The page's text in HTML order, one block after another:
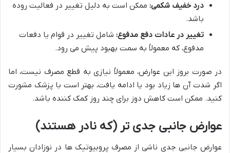
درد خفیف شکمی: ممکن است به دلیل تغییر در فعالیت روده
باشد.
تغییر در عادات دفع مدفوع: شامل تغییر در قوام یا دفعات
مدفوع، که معمولاً به سمت بهبود پیش می رود.
در صورت بروز این عوارض، معمولاً نیازی به قطع مصرف نیست، اما
اگر شدت آن ها زیاد بود یا ادامه یافت، بهتر است با پزشک مشورت
کنید. ممکن است کاهش دوز برای چند روز کمک کننده باشد.
عوارض جانبی جدی تر (که نادر هستند)
عوارض جانبی جدی ناشی از مصرف پروبیوتیک ها در نوزادان بسیار